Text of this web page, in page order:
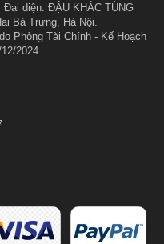
Nói Tiện Lợi
giúp người dùng dễ
Đại diện: ĐẬU KHẮC TÙNG
Bà Trưng, Hà Nội.
Phòng Tài Chính - Kế Hoạch
2024